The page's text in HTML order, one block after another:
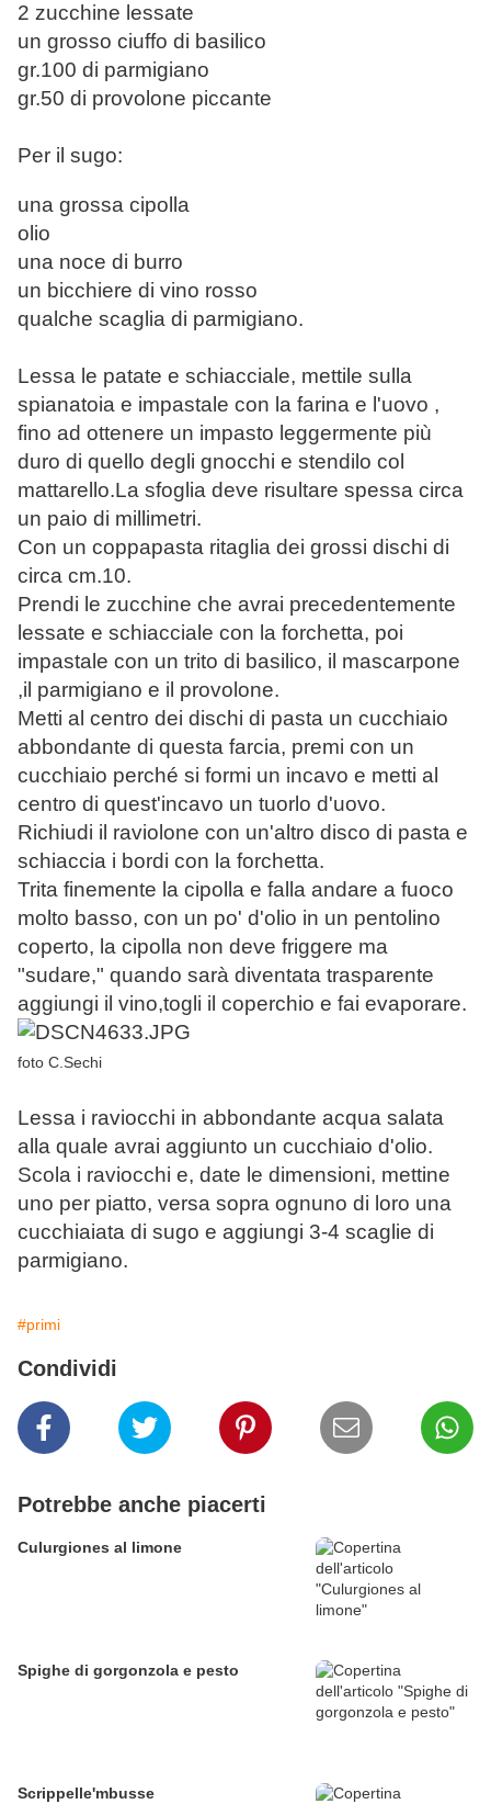
2 zucchine lessate
un grosso ciuffo di basilico
gr.100 di parmigiano
gr.50 di provolone piccante
Per il sugo:
una grossa cipolla
olio
una noce di burro
un bicchiere di vino rosso
qualche scaglia di parmigiano.
Lessa le patate e schiacciale, mettile sulla
spianatoia e impastale con la farina e l'uovo ,
fino ad ottenere un impasto leggermente più
duro di quello degli gnocchi e stendilo col
mattarello.La sfoglia deve risultare spessa circa
un paio di millimetri.
Con un coppapasta ritaglia dei grossi dischi di
circa cm.10.
Prendi le zucchine che avrai precedentemente
lessate e schiacciale con la forchetta, poi
impastale con un trito di basilico, il mascarpone
,il parmigiano e il provolone.
Metti al centro dei dischi di pasta un cucchiaio
abbondante di questa farcia, premi con un
cucchiaio perché si formi un incavo e metti al
centro di quest'incavo un tuorlo d'uovo.
Richiudi il raviolone con un'altro disco di pasta e
schiaccia i bordi con la forchetta.
Trita finemente la cipolla e falla andare a fuoco
molto basso, con un po' d'olio in un pentolino
coperto, la cipolla non deve friggere ma
"sudare," quando sarà diventata trasparente
aggiungi il vino,togli il coperchio e fai evaporare.
foto C.Sechi
Lessa i raviocchi in abbondante acqua salata
alla quale avrai aggiunto un cucchiaio d'olio.
Scola i raviocchi e, date le dimensioni, mettine
uno per piatto, versa sopra ognuno di loro una
cucchiaiata di sugo e aggiungi 3-4 scaglie di
parmigiano.
#primi
Condividi
Potrebbe anche piacerti
Culurgiones al limone
Spighe di gorgonzola e pesto
Scrippelle'mbusse